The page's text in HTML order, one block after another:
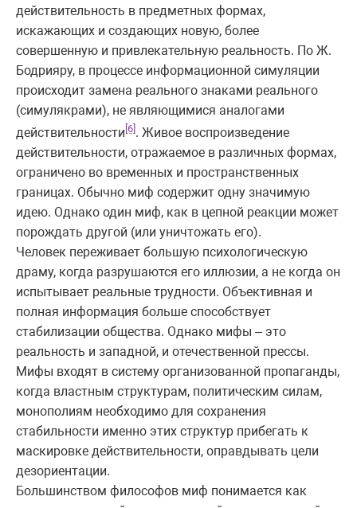
действительность в предметных формах,
искажающих и создающих новую, более
совершенную и привлекательную реальность. По Ж.
Бодрияру, в процессе информационной симуляции
происходит замена реального знаками реального
(симулякрами), не являющимися аналогами
действительности [6] . Живое воспроизведение
действительности, отражаемое в различных формах,
ограничено во временных и пространственных
границах. Обычно миф содержит одну значимую
идею. Однако один миф, как в цепной реакции может
порождать другой (или уничтожать его).
Человек переживает большую психологическую
драму, когда разрушаются его иллюзии, а не когда он
испытывает реальные трудности. Объективная и
полная информация больше способствует
стабилизации общества. Однако мифы – это
реальность и западной, и отечественной прессы.
Мифы входят в систему организованной пропаганды,
когда властным структурам, политическим силам,
монополиям необходимо для сохранения
стабильности именно этих структур прибегать к
маскировке действительности, оправдывать цели
дезориентации.
Большинством философов миф понимается как